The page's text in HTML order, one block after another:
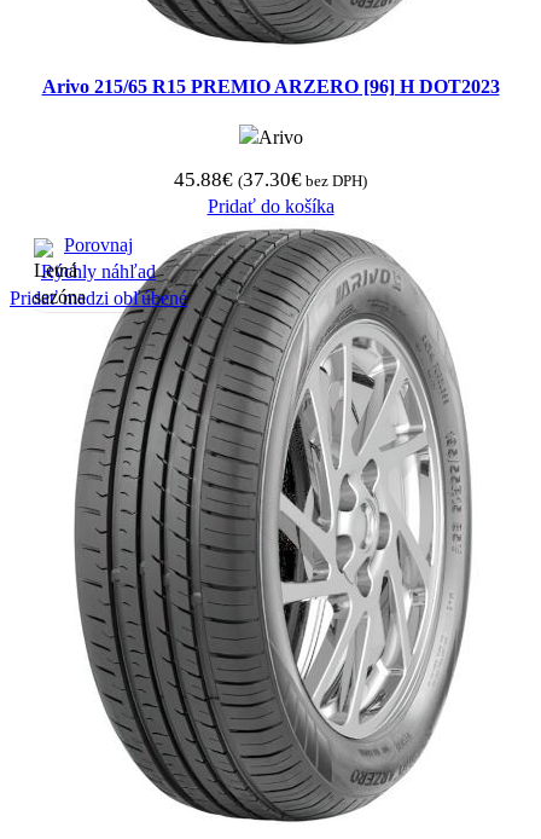
Arivo 215/65 R15 PREMIO ARZERO [96] H DOT2023
45.88€ (37.30€ bez DPH)
Pridať do košíka
Porovnaj
Rýchly náhľad
Pridať medzi obľúbené